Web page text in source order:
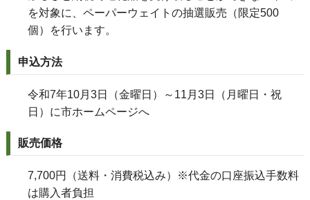
を対象に、ペーパーウェイトの抽選販売（限定500
個）を行います。
申込方法
令和7年10月3日（金曜日）～11月3日（月曜日・祝
日）に市ホームページへ
販売価格
7,700円（送料・消費税込み）※代金の口座振込手数料
は購入者負担